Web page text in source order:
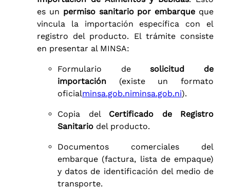
es un permiso sanitario por embarque que
vincula la importación específica con el
registro del producto. El trámite consiste
en presentar al MINSA:
Formulario desolicitud de
importación (existe un formato
oficialminsa.gob.niminsa.gob.ni).
Copia del Certificado de Registro
Sanitario del producto.
Documentos comerciales del
embarque (factura, lista de empaque)
y datos de identificación del medio de
transporte.